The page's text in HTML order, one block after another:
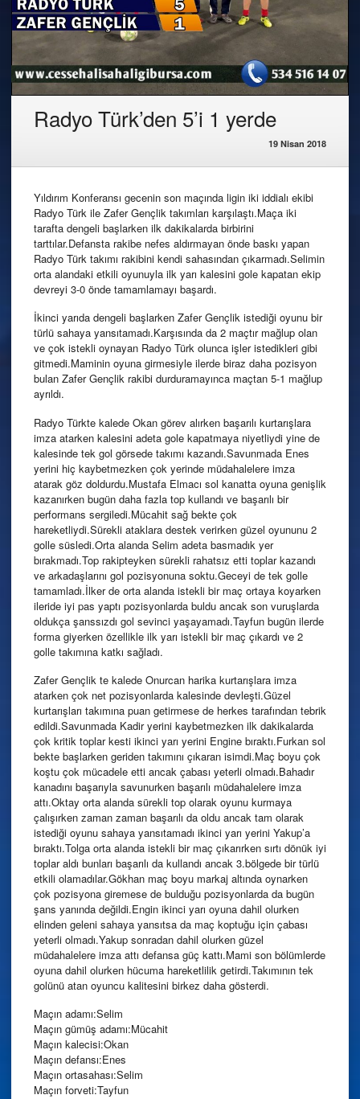
Radyo Türk’den 5’i 1 yerde
19 Nisan 2018
Yıldırım Konferansı gecenin son maçında ligin iki iddialı ekibi
Radyo Türk ile Zafer Gençlik takımları karşılaştı.Maça iki
tarafta dengeli başlarken ilk dakikalarda birbirini
tarttılar.Defansta rakibe nefes aldırmayan önde baskı yapan
Radyo Türk takımı rakibini kendi sahasından çıkarmadı.Selimin
orta alandaki etkili oyunuyla ilk yarı kalesini gole kapatan ekip
devreyi 3-0 önde tamamlamayı başardı.
İkinci yarıda dengeli başlarken Zafer Gençlik istediği oyunu bir
türlü sahaya yansıtamadı.Karşısında da 2 maçtır mağlup olan
ve çok istekli oynayan Radyo Türk olunca işler istedikleri gibi
gitmedi.Maminin oyuna girmesiyle ilerde biraz daha pozisyon
bulan Zafer Gençlik rakibi durduramayınca maçtan 5-1 mağlup
ayrıldı.
Radyo Türkte kalede Okan görev alırken başarılı kurtarışlara
imza atarken kalesini adeta gole kapatmaya niyetliydi yine de
kalesinde tek gol görsede takımı kazandı.Savunmada Enes
yerini hiç kaybetmezken çok yerinde müdahalelere imza
atarak göz doldurdu.Mustafa Elmacı sol kanatta oyuna genişlik
kazanırken bugün daha fazla top kullandı ve başarılı bir
performans sergiledi.Mücahit sağ bekte çok
hareketliydi.Sürekli ataklara destek verirken güzel oyununu 2
golle süsledi.Orta alanda Selim adeta basmadık yer
bırakmadı.Top rakipteyken sürekli rahatsız etti toplar kazandı
ve arkadaşlarını gol pozisyonuna soktu.Geceyi de tek golle
tamamladı.İlker de orta alanda istekli bir maç ortaya koyarken
ileride iyi pas yaptı pozisyonlarda buldu ancak son vuruşlarda
oldukça şanssızdı gol sevinci yaşayamadı.Tayfun bugün ilerde
forma giyerken özellikle ilk yarı istekli bir maç çıkardı ve 2
golle takımına katkı sağladı.
Zafer Gençlik te kalede Onurcan harika kurtarışlara imza
atarken çok net pozisyonlarda kalesinde devleşti.Güzel
kurtarışları takımına puan getirmese de herkes tarafından tebrik
edildi.Savunmada Kadir yerini kaybetmezken ilk dakikalarda
çok kritik toplar kesti ikinci yarı yerini Engine bıraktı.Furkan sol
bekte başlarken geriden takımını çıkaran isimdi.Maç boyu çok
koştu çok mücadele etti ancak çabası yeterli olmadı.Bahadır
kanadını başarıyla savunurken başarılı müdahalelere imza
attı.Oktay orta alanda sürekli top olarak oyunu kurmaya
çalışırken zaman zaman başarılı da oldu ancak tam olarak
istediği oyunu sahaya yansıtamadı ikinci yarı yerini Yakup’a
bıraktı.Tolga orta alanda istekli bir maç çıkarırken sırtı dönük iyi
toplar aldı bunları başarılı da kullandı ancak 3.bölgede bir türlü
etkili olamadılar.Gökhan maç boyu markaj altında oynarken
çok pozisyona giremese de bulduğu pozisyonlarda da bugün
şans yanında değildi.Engin ikinci yarı oyuna dahil olurken
elinden geleni sahaya yansıtsa da maç koptuğu için çabası
yeterli olmadı.Yakup sonradan dahil olurken güzel
müdahalelere imza attı defansa güç kattı.Mami son bölümlerde
oyuna dahil olurken hücuma hareketlilik getirdi.Takımının tek
golünü atan oyuncu kalitesini birkez daha gösterdi.
Maçın adamı:Selim
Maçın gümüş adamı:Mücahit
Maçın kalecisi:Okan
Maçın defansı:Enes
Maçın ortasahası:Selim
Maçın forveti:Tayfun